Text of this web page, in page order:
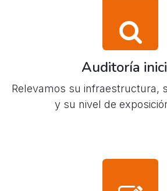
Auditoría
Relevamos su infraestructura,
y su nivel de